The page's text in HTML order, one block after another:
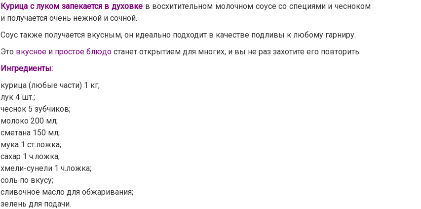
Курица с луком запекается в духовке в восхитительном молочном соусе со специями и чесноком
и получается очень нежной и сочной.
Соус также получается вкусным, он идеально подходит в качестве подливы к любому гарниру.
Это вкусное и простое блюдо станет открытием для многих, и вы не раз захотите его повторить.
Ингредиенты:
курица (любые части) 1 кг;
лук 4 шт.;
чеснок 5 зубчиков;
молоко 200 мл;
сметана 150 мл;
мука 1 ст.ложка;
сахар 1 ч.ложка;
хмели-сунели 1 ч.ложка;
соль по вкусу;
сливочное масло для обжаривания;
зелень для подачи.